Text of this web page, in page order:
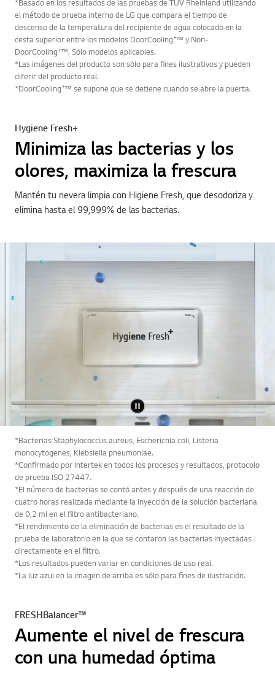
*Basado en los resultados de las pruebas de TÜV Rheinland utilizando
el método de prueba interno de LG que compara el tiempo de
descenso de la temperatura del recipiente de agua colocado en la
cesta superior entre los modelos DoorCooling+™ y Non-
DoorCooling+™. Sólo modelos aplicables.
*Las imágenes del producto son sólo para fines ilustrativos y pueden
diferir del producto real.
*DoorCooling+™ se supone que se detiene cuando se abre la puerta.
Hygiene Fresh+
Minimiza las bacterias y los
olores, maximiza la frescura
Mantén tu nevera limpia con Higiene Fresh, que desodoriza y
elimina hasta el 99,999% de las bacterias.
*Bacterias:Staphylococcus aureus, Escherichia coli, Listeria
monocytogenes, Klebsiella pneumoniae.
*Confirmado por Intertek en todos los procesos y resultados, protocolo
de prueba ISO 27447.
*El número de bacterias se contó antes y después de una reacción de
cuatro horas realizada mediante la inyección de la solución bacteriana
de 0,2 ml en el filtro antibacteriano.
*El rendimiento de la eliminación de bacterias es el resultado de la
prueba de laboratorio en la que se contaron las bacterias inyectadas
directamente en el filtro.
*Los resultados pueden variar en condiciones de uso real.
*La luz azul en la imagen de arriba es sólo para fines de ilustración.
FRESHBalancer™
Aumente el nivel de frescura
con una humedad óptima